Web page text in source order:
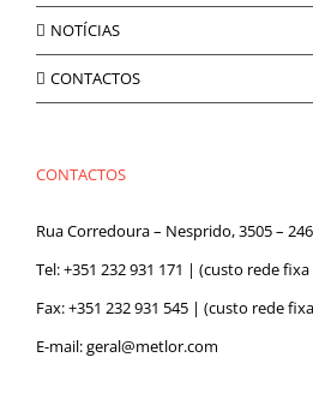
NOTÍCIAS
CONTACTOS
CONTACTOS
Rua Corredoura – Nesprido, 3505 –
Tel:+351 232 931 171 | (custo rede
Fax: +351 232 931 545 | (custo rede
E-mail:geral@metlor.com